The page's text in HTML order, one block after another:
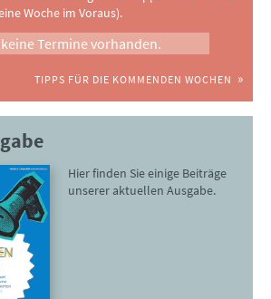
Woche im Voraus).
Termine vorhanden.
TIPPS FÜR DIE KOMMENDEN WOCHEN
Hier finden Sie einige Beiträge
unserer aktuellen Ausgabe.